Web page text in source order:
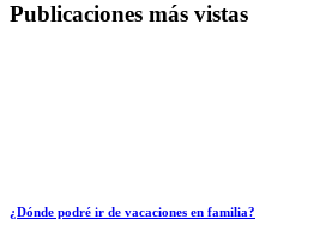
Publicaciones más vistas
¿Dónde podré ir de vacaciones en familia?